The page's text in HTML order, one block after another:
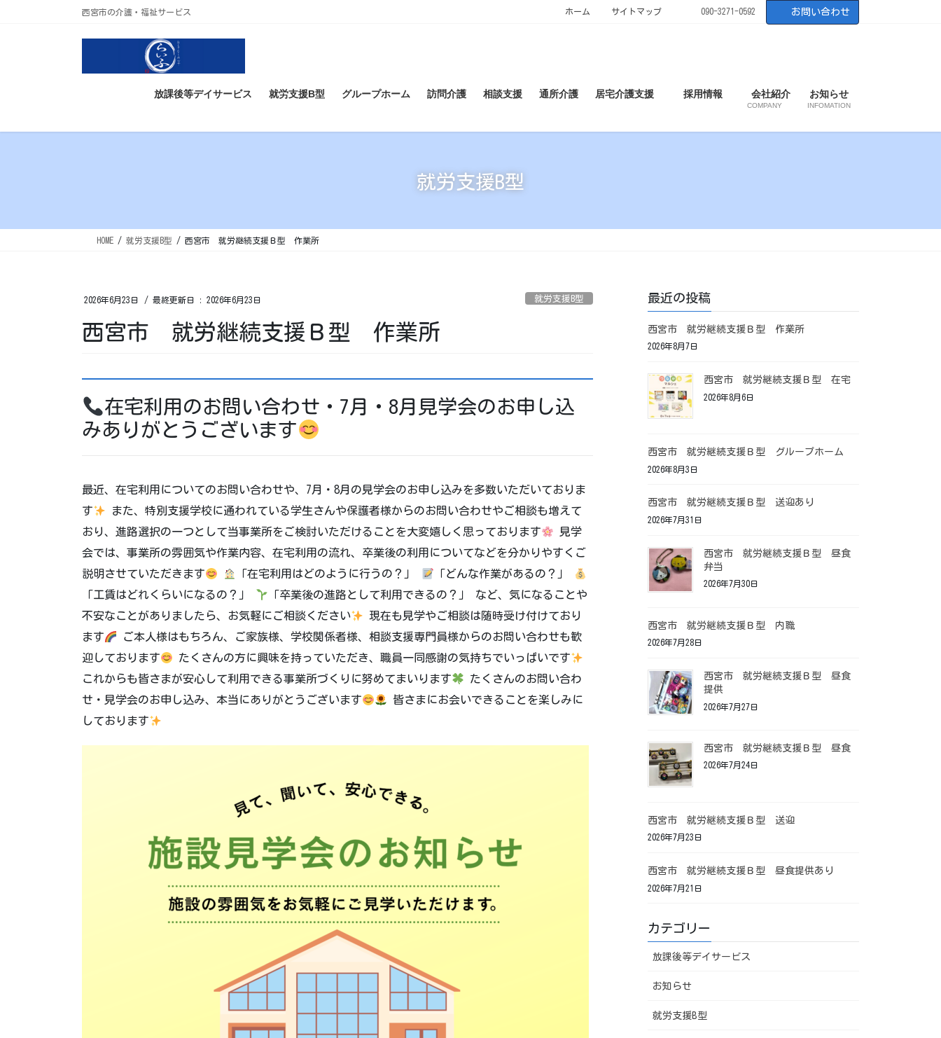
西宮市の介護・福祉サービス ホーム サイトマップ 090-3271-0592 お問い合わせ
放課後等デイサービス 就労支援B型 グループホーム 訪問介護 相談支援 通所介護 居宅介護支援 採用情報 会社紹介
COMPANY
お知らせ
INFOMATION
就労支援B型
HOME 就労支援B型 西宮市 就労継続支援Ｂ型 作業所
2026年6月23日 / 最終更新日 : 2026年6月23日 就労支援B型
西宮市 就労継続支援Ｂ型 作業所
在宅利用のお問い合わせ・7月・8月見学会のお申し込
みありがとうございます
最近、在宅利用についてのお問い合わせや、7月・8月の見学会のお申し込みを多数いただいておりま
す
また、特別支援学校に通われている学生さんや保護者様からのお問い合わせやご相談も増えて
おり、進路選択の一つとして当事業所をご検討いただけることを大変嬉しく思っております
見学
会では、事業所の雰囲気や作業内容、在宅利用の流れ、卒業後の利用についてなどを分かりやすくご
説明させていただきます
「在宅利用はどのように行うの？」
「どんな作業があるの？」
「工賃はどれくらいになるの？」
「卒業後の進路として利用できるの？」 など、気になることや
不安なことがありましたら、お気軽にご相談ください
現在も見学やご相談は随時受け付けており
ます
ご本人様はもちろん、ご家族様、学校関係者様、相談支援専門員様からのお問い合わせも歓
迎しております
たくさんの方に興味を持っていただき、職員一同感謝の気持ちでいっぱいです
これからも皆さまが安心して利用できる事業所づくりに努めてまいります
たくさんのお問い合わ
せ・見学会のお申し込み、本当にありがとうございます
皆さまにお会いできることを楽しみに
しております
最近の投稿
西宮市 就労継続支援Ｂ型 作業所
2026年8月7日
西宮市 就労継続支援Ｂ型 在宅
2026年8月6日
西宮市 就労継続支援Ｂ型 グループホーム
2026年8月3日
西宮市 就労継続支援Ｂ型 送迎あり
2026年7月31日
西宮市 就労継続支援Ｂ型 昼食
弁当
2026年7月30日
西宮市 就労継続支援Ｂ型 内職
2026年7月28日
西宮市 就労継続支援Ｂ型 昼食
提供
2026年7月27日
西宮市 就労継続支援Ｂ型 昼食
2026年7月24日
西宮市 就労継続支援Ｂ型 送迎
2026年7月23日
西宮市 就労継続支援Ｂ型 昼食提供あり
2026年7月21日
カテゴリー
放課後等デイサービス
お知らせ
就労支援B型